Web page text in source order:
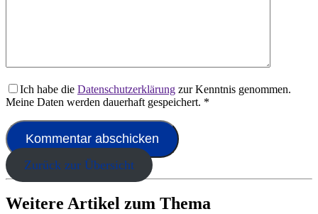
Ich habe die Datenschutzerklärung zur Kenntnis genommen.
Meine Daten werden dauerhaft gespeichert. *
Zurück zur Übersicht
Weitere Artikel zum Thema